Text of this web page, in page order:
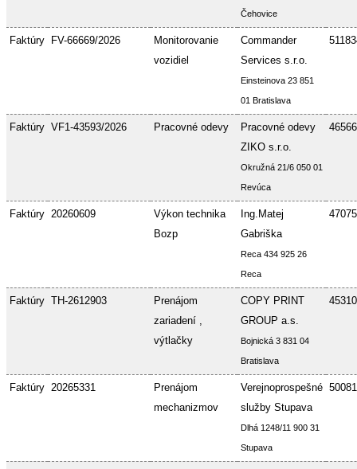
Čehovice
Faktúry FV-66669/2026
Monitorovanie
vozidiel
Commander
Services s.r.o.
Einsteinova 23 851
01 Bratislava
Faktúry VF1-43593/2026 Pracovné odevy
Pracovné odevy
ZIKO s.r.o.
Okružná 21/6 050 01
Revúca
Faktúry 20260609
Výkon technika
Bozp
Ing.Matej
Gabriška
Reca 434 925 26
Reca
Faktúry TH-2612903
Prenájom
zariadení ,
výtlačky
COPY PRINT
GROUP a.s.
Bojnická 3 831 04
Bratislava
Faktúry 20265331
Prenájom
mechanizmov
Verejnoprospešné
služby Stupava
Dlhá 1248/11 900 31
Stupava